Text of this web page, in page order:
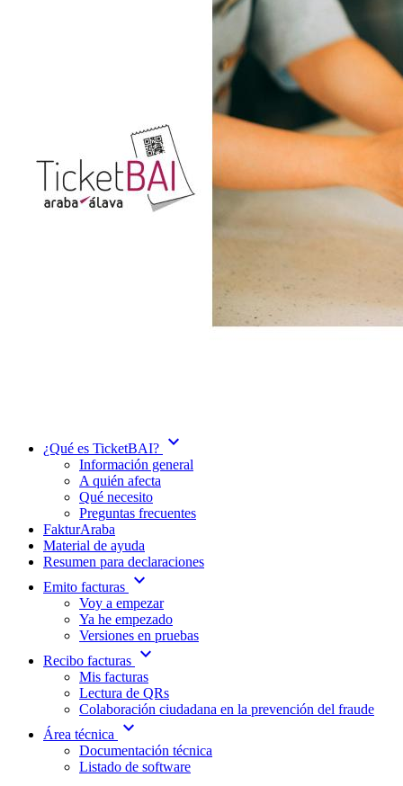
¿Qué es TicketBAI? expand_more
Información general
A quién afecta
Qué necesito
Preguntas frecuentes
FakturAraba
Material de ayuda
Resumen para declaraciones
Emito facturas expand_more
Voy a empezar
Ya he empezado
Versiones en pruebas
Recibo facturas expand_more
Mis facturas
Lectura de QRs
Colaboración ciudadana en la prevención del fraude
Área técnica
expand_more
Documentación técnica
Listado de software